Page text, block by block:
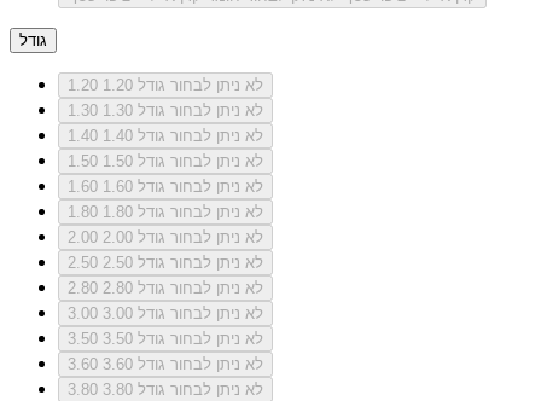
גודל
1.20
לא ניתן לבחור גודל 1.20
1.30
לא ניתן לבחור גודל 1.30
1.40
לא ניתן לבחור גודל 1.40
1.50
לא ניתן לבחור גודל 1.50
1.60
לא ניתן לבחור גודל 1.60
1.80
לא ניתן לבחור גודל 1.80
2.00
לא ניתן לבחור גודל 2.00
2.50
לא ניתן לבחור גודל 2.50
2.80
לא ניתן לבחור גודל 2.80
3.00
לא ניתן לבחור גודל 3.00
3.50
לא ניתן לבחור גודל 3.50
3.60
לא ניתן לבחור גודל 3.60
3.80
לא ניתן לבחור גודל 3.80